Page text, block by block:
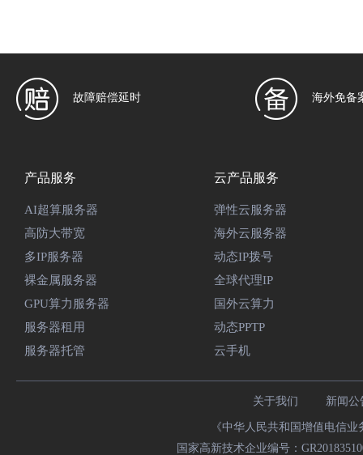
故障赔偿延时 海外免备
产品服务
AI超算服务器
高防大带宽
多IP服务器
裸金属服务器
GPU算力服务器
服务器租用
服务器托管
云产品服务
弹性云服务器
海外云服务器
动态IP拨号
全球代理IP
国外云算力
动态PPTP
云手机
关于我们 新闻公
《中华人民共和国增值电信
国家高新技术企业编号：